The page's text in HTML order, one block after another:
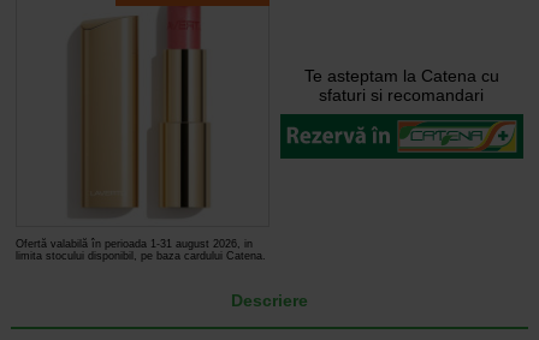
Ofertă valabilă în perioada 1-31 august 2026, in
limita stocului disponibil, pe baza cardului Catena.
Te asteptam la Catena cu
sfaturi si recomandari
Descriere